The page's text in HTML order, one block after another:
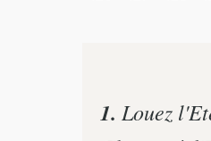
1. Louez